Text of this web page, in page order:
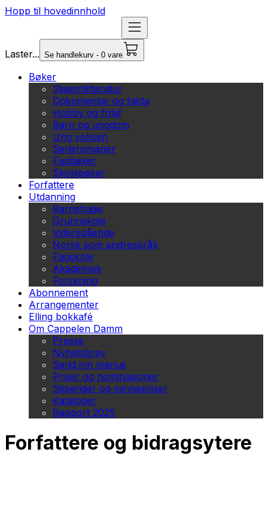
Hopp til hovedinnhold
Laster... Se handlekurv - 0 vare
Bøker
Skjønnlitteratur
Dokumentar og fakta
Hobby og fritid
Barn og ungdom
Ung voksen
Serieromaner
Fagbøker
Skolebøker
Forfattere
Utdanning
Barnehage
Grunnskole
Videregående
Norsk som andrespråk
Fagskole
Akademisk
Forskning
Abonnement
Arrangementer
Elling bokkafé
Om Cappelen Damm
Presse
Nyhetsbrev
Send inn manus
Priser og nominasjoner
Stipender og minnepriser
Kataloger
Rapport 2025
Forfattere og bidragsytere